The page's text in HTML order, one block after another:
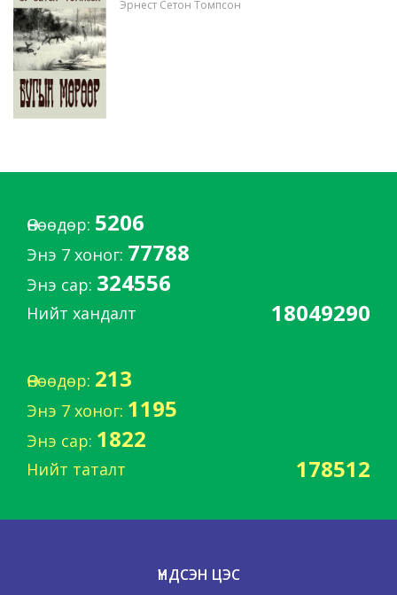
Эрнест Сетон Томпсон
Өнөөдөр: 5206
Энэ 7 хоног: 77788
Энэ сар: 324556
Нийт хандалт 18049290
Өнөөдөр: 213
Энэ 7 хоног: 1195
Энэ сар: 1822
Нийт таталт 178512
ҮНДСЭН ЦЭС